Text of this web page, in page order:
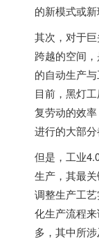
的新模式或新
其次，对于
跨越的空间
的自动生产
目前，黑灯
复劳动的效
进行的大部分
但是，工业
生产，其最
调整生产工
化生产流程
多，其中所